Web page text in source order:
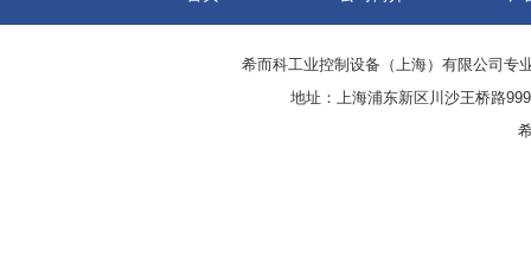
希而科工业控制设备（上海）有限公司专
地址：上海浦东新区川沙王桥路